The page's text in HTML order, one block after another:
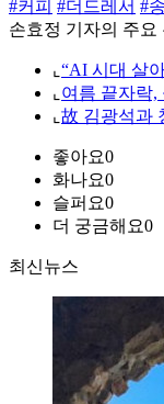
#커피 #더드레서 #
손효정 기자의 주요
⌞ “AI 시대 살
⌞ 여름 끝자락,
⌞ 故 김광석과
좋아요0
화나요0
슬퍼요0
더 궁금해요0
최신뉴스